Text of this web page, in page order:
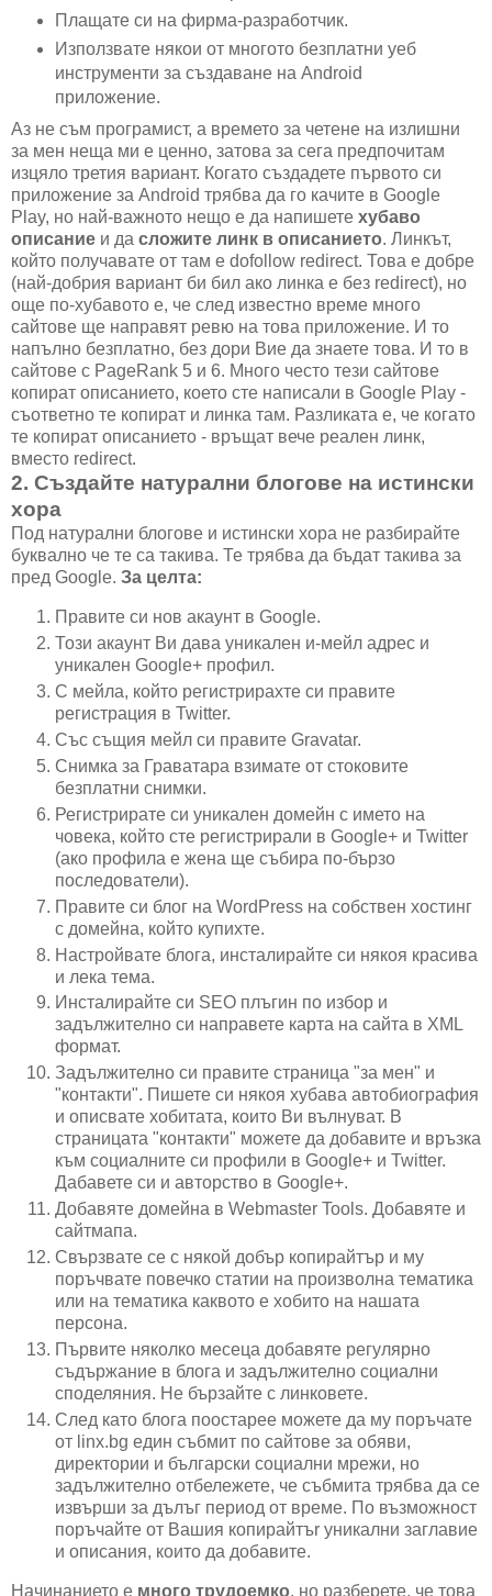
Плащате си на фирма-разработчик.
Използвате някои от многото безплатни уеб
инструменти за създаване на Android
приложение.
Аз не съм програмист, а времето за четене на излишни
за мен неща ми е ценно, затова за сега предпочитам
изцяло третия вариант. Когато създадете първото си
приложение за Android трябва да го качите в Google
Play, но най-важното нещо е да напишете хубаво
описание и да сложите линк в описанието. Линкът,
който получавате от там е dofollow redirect. Това е добре
(най-добрия вариант би бил ако линка е без redirect), но
още по-хубавото е, че след известно време много
сайтове ще направят ревю на това приложение. И то
напълно безплатно, без дори Вие да знаете това. И то в
сайтове с PageRank 5 и 6. Много често тези сайтове
копират описанието, което сте написали в Google Play -
съответно те копират и линка там. Разликата е, че когато
те копират описанието - връщат вече реален линк,
вместо redirect.
2. Създайте натурални блогове на истински
хора
Под натурални блогове и истински хора не разбирайте
буквално че те са такива. Те трябва да бъдат такива за
пред Google. За целта:
Правите си нов акаунт в Google.
Този акаунт Ви дава уникален и-мейл адрес и
уникален Google+ профил.
С мейла, който регистрирахте си правите
регистрация в Twitter.
Със същия мейл си правите Gravatar.
Снимка за Граватара взимате от стоковите
безплатни снимки.
Регистрирате си уникален домейн с името на
човека, който сте регистрирали в Google+ и Twitter
(ако профила е жена ще събира по-бързо
последователи).
Правите си блог на WordPress на собствен хостинг
с домейна, който купихте.
Настройвате блога, инсталирайте си някоя красива
и лека тема.
Инсталирайте си SEO плъгин по избор и
задължително си направете карта на сайта в XML
формат.
Задължително си правите страница "за мен" и
"контакти". Пишете си някоя хубава автобиография
и описвате хобитата, които Ви вълнуват. В
страницата "контакти" можете да добавите и връзка
към социалните си профили в Google+ и Twitter.
Дабавете си и авторство в Google+.
Добавяте домейна в Webmaster Tools. Добавяте и
сайтмапа.
Свързвате се с някой добър копирайтър и му
поръчвате повечко статии на произволна тематика
или на тематика каквото е хобито на нашата
персона.
Първите няколко месеца добавяте регулярно
съдържание в блога и задължително социални
споделяния. Не бързайте с линковете.
След като блога поостарее можете да му поръчате
от linx.bg един събмит по сайтове за обяви,
директории и български социални мрежи, но
задължително отбележете, че събмита трябва да се
извърши за дълъг период от време. По възможност
поръчайте от Вашия копирайтъr уникални заглавие
и описания, които да добавите.
Начинанието е много трудоемко, но разберете, че това